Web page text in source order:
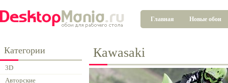
Главная Новые обои
Категории
3D
Авторские
Каwasaki